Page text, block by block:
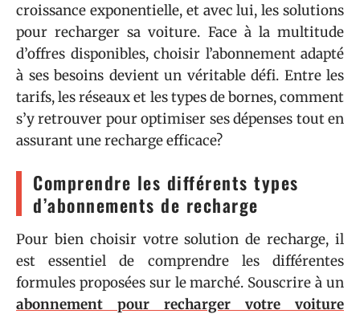
croissance exponentielle, et avec lui, les solutions
pour recharger sa voiture. Face à la multitude
d’offres disponibles, choisir l’abonnement adapté
à ses besoins devient un véritable défi. Entre les
tarifs, les réseaux et les types de bornes, comment
s’y retrouver pour optimiser ses dépenses tout en
assurant une recharge efficace?
Comprendre les différents types
d’abonnements de recharge
Pour bien choisir votre solution de recharge, il
est essentiel de comprendre les différentes
formules proposées sur le marché. Souscrire à un
abonnement pour recharger votre voiture